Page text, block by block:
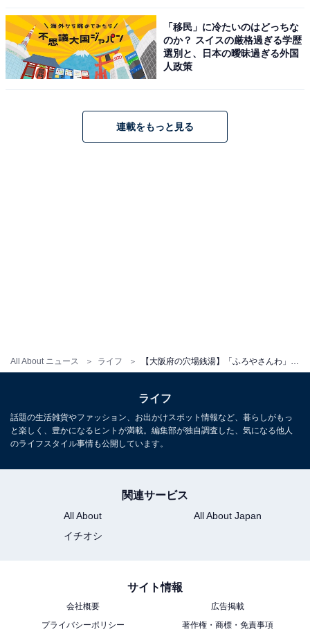
All About ニュース ライフ
より徒歩約10分
料金
土・日・祝：600円
転車を預けられる全国的にも珍しい施設。モザ
イクタイルの富士山と無料サウナでリラックス
「移民」に冷たいのはどっちな
のか？ スイスの厳格過ぎる学歴
選別と、日本の曖昧過ぎる外国
人政策
連載をもっと見る
ライフ
話題の生活雑貨やファッション、お出かけスポット情報など、暮らしがもっ
と楽しく、豊かになるヒントが満載。編集部が独自調査した、気になる他人
のライフスタイル事情も公開しています。
関連サービス
All About
All About Japan
イチオシ
サイト情報
会社概要
広告掲載
プライバシーポリシー
著作権・商標・免責事項